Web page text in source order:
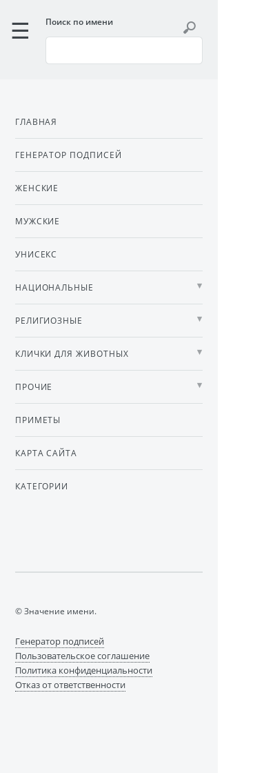
Поиск по имени
ГЛАВНАЯ
ГЕНЕРАТОР ПОДПИСЕЙ
ЖЕНСКИЕ
МУЖСКИЕ
УНИСЕКС
НАЦИОНАЛЬНЫЕ
РЕЛИГИОЗНЫЕ
КЛИЧКИ ДЛЯ ЖИВОТНЫХ
ПРОЧИЕ
ПРИМЕТЫ
КАРТА САЙТА
КАТЕГОРИИ
© Значение имени.
Генератор подписей
Пользовательское соглашение
Политика конфиденциальности
Отказ от ответственности